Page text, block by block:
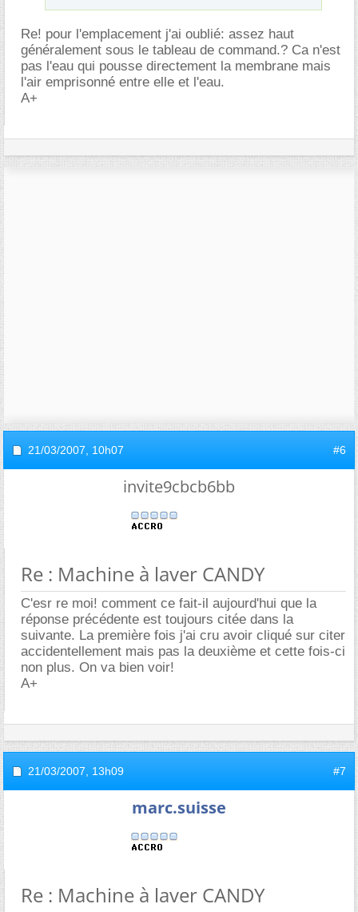
Re! pour l'emplacement j'ai oublié: assez haut
généralement sous le tableau de command.? Ca n'est
pas l'eau qui pousse directement la membrane mais
l'air emprisonné entre elle et l'eau.
A+
21/03/2007, 10h07 #6
invite9cbcb6bb
Re : Machine à laver CANDY
C'esr re moi! comment ce fait-il aujourd'hui que la
réponse précédente est toujours citée dans la
suivante. La première fois j'ai cru avoir cliqué sur citer
accidentellement mais pas la deuxième et cette fois-ci
non plus. On va bien voir!
A+
21/03/2007, 13h09 #7
marc.suisse
Re : Machine à laver CANDY